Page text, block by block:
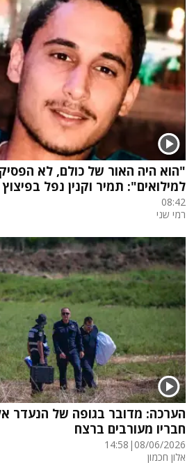
"הוא היה האור של כולם, לא
למילואים": תמיר וקנין נפל
08:42
רמי שני
הערכה: מדובר בגופה של הנעדר
חבריו מעורבים ברצח
08/06/2026
|
14:58
אלון חכמון